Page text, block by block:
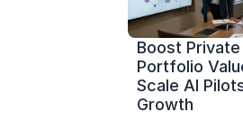
Boost
Portfolio
Scale AI
Growth